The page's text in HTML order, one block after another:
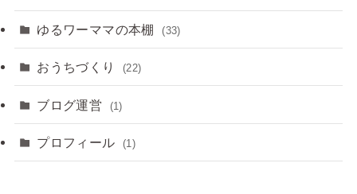
ゆるワーママの本棚 (33)
おうちづくり (22)
ブログ運営 (1)
プロフィール (1)